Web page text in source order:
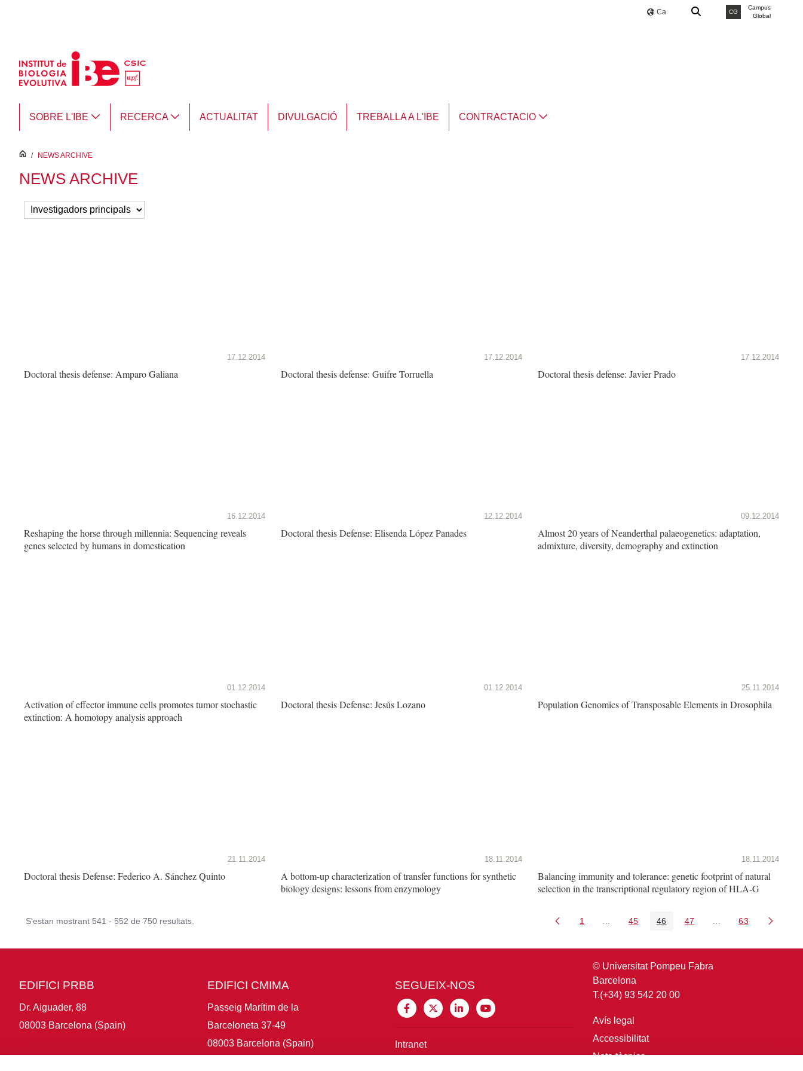
Ca CG
Campus
Global
SOBRE L'IBE RECERCA ACTUALITAT DIVULGACIÓ TREBALLA A L'IBE CONTRACTACIO
inici
/ NEWS ARCHIVE
NEWS ARCHIVE
17.12.2014
Doctoral thesis defense: Amparo Galiana
17.12.2014
Doctoral thesis defense: Guifre Torruella
17.12.2014
Doctoral thesis defense: Javier Prado
16.12.2014
Reshaping the horse through millennia: Sequencing reveals
genes selected by humans in domestication
12.12.2014
Doctoral thesis Defense: Elisenda López Panades
09.12.2014
Almost 20 years of Neanderthal palaeogenetics: adaptation,
admixture, diversity, demography and extinction
01.12.2014
Activation of effector immune cells promotes tumor stochastic
extinction: A homotopy analysis approach
01.12.2014
Doctoral thesis Defense: Jesús Lozano
25.11.2014
Population Genomics of Transposable Elements in Drosophila
21.11.2014
Doctoral thesis Defense: Federico A. Sánchez Quinto
18.11.2014
A bottom-up characterization of transfer functions for synthetic
biology designs: lessons from enzymology
18.11.2014
Balancing immunity and tolerance: genetic footprint of natural
selection in the transcriptional regulatory region of HLA-G
S'estan mostrant 541 - 552 de 750 resultats. Pàgina
1 Pàgines intermèdies Utilitzeu TAB per navegar.
Pàgina
45 Pàgina
46 Pàgina
47 Pàgines intermèdies
Pàgina
63
EDIFICI PRBB
Dr. Aiguader, 88
08003 Barcelona (Spain)
EDIFICI CMIMA
Passeig Marítim de la
Barceloneta 37-49
08003 Barcelona (Spain)
SEGUEIX-NOS
Intranet
© Universitat Pompeu Fabra
Barcelona
T.(+34) 93 542 20 00
Avís legal
Accessibilitat
Nota tècnica